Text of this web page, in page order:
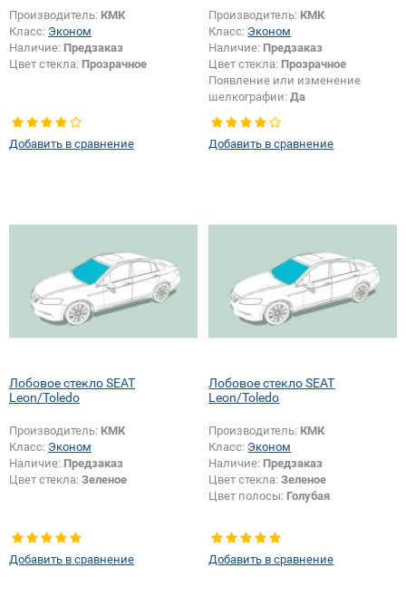
Производитель: КМК
Класс: Эконом
Наличие: Предзаказ
Цвет стекла: Прозрачное
Добавить в сравнение
Производитель: КМК
Класс: Эконом
Наличие: Предзаказ
Цвет стекла: Прозрачное
Появление или изменение
шелкографии:Да
Добавить в сравнение
Лобовое стекло SEAT
Leon/Toledo
Производитель: КМК
Класс: Эконом
Наличие: Предзаказ
Цвет стекла: Зеленое
Добавить в сравнение
Лобовое стекло SEAT
Leon/Toledo
Производитель: КМК
Класс: Эконом
Наличие: Предзаказ
Цвет стекла:Зеленое
Цвет полосы: Голубая
Добавить в сравнение